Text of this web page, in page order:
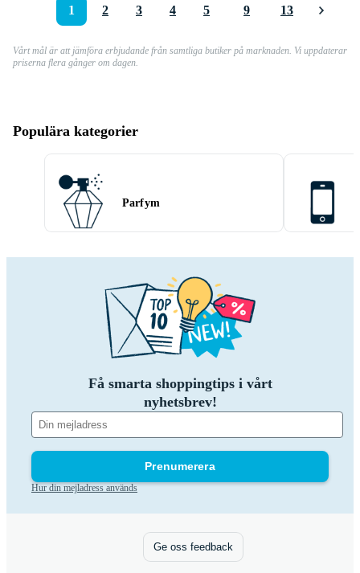
1 2 3 4 5 9 13
Vårt mål är att jämföra erbjudande från samtliga butiker på marknaden. Vi uppdaterar
priserna flera gånger om dagen.
Populära kategorier
Parfym
Få smarta shoppingtips i vårt
nyhetsbrev!
Prenumerera
Hur din mejladress används
Ge oss feedback